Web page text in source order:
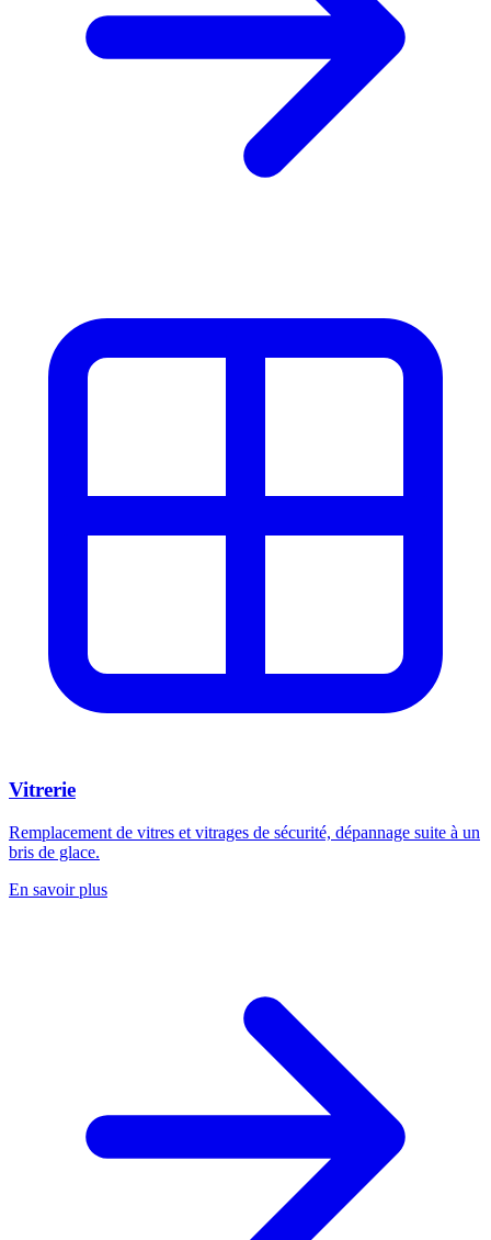
Vitrerie
Remplacement de vitres et vitrages de sécurité, dépannage suite à un
bris de glace.
En savoir plus